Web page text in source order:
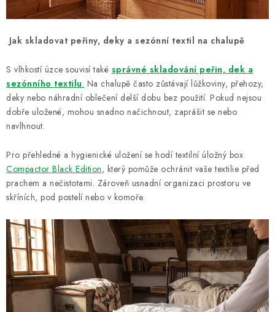
Jak skladovat peřiny, deky a sezónní textil na chalupě
S vlhkostí úzce souvisí také správné skladování peřin, dek a
sezónního textilu. Na chalupě často zůstávají lůžkoviny, přehozy,
deky nebo náhradní oblečení delší dobu bez použití. Pokud nejsou
dobře uložené, mohou snadno načichnout, zaprášit se nebo
navlhnout.
Pro přehledné a hygienické uložení se hodí textilní úložný box
Compactor Black Edition, který pomůže ochránit vaše textilie před
prachem a nečistotami. Zároveň usnadní organizaci prostoru ve
skříních, pod postelí nebo v komoře.